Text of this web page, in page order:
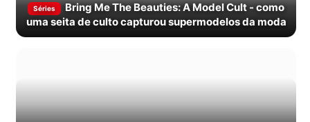
Séries
Bring Me The Beauties: A Model Cult - como
uma seita de culto capturou supermodelos da moda